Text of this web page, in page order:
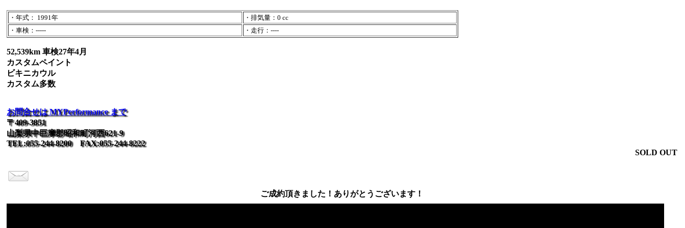
・年式： 1991年
・排気量：0 cc
・車検：-----
・走行：----
52,539km 車検27年4月
カスタムペイント
ビキニカウル
カスタム多数
お問合せは MYPerformance まで
〒409-3851
山梨県中巨摩郡昭和町河西621-9
TEL:055-244-8200 FAX:055-244-8222
SOLD OUT
ご成約頂きました！ありがとうございます！